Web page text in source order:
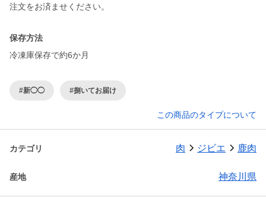
保存方法
冷凍庫保存で約6か月
#新◯◯ #捌いてお届け
この商品のタイプについて
カテゴリ 肉 ジビエ 鹿肉
産地 神奈川県